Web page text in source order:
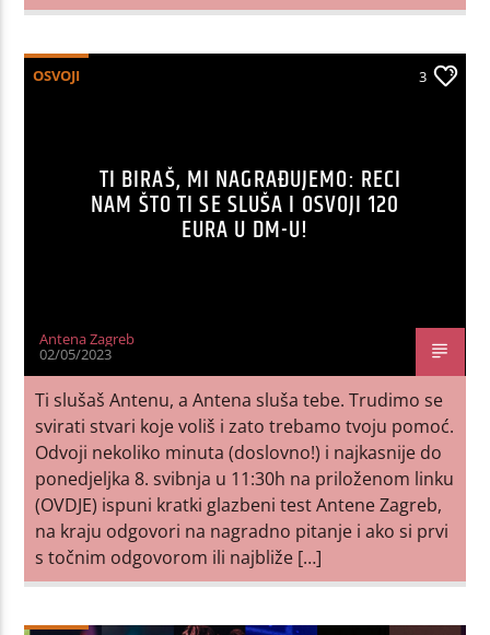
OSVOJI 3
TI BIRAŠ, MI NAGRAĐUJEMO: RECI
NAM ŠTO TI SE SLUŠA I OSVOJI 120
EURA U DM-U!
Antena Zagreb
02/05/2023
Ti slušaš Antenu, a Antena sluša tebe. Trudimo se
svirati stvari koje voliš i zato trebamo tvoju pomoć.
Odvoji nekoliko minuta (doslovno!) i najkasnije do
ponedjeljka 8. svibnja u 11:30h na priloženom linku
(OVDJE) ispuni kratki glazbeni test Antene Zagreb,
na kraju odgovori na nagradno pitanje i ako si prvi
s točnim odgovorom ili najbliže […]